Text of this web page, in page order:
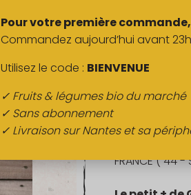
Farine
FRANCE ( 44
Pour votre première
Commandez aujourd’hui avant
Utilisez le code : BIENVENUE
✓ Fruits & légumes bio du marché
✓ Sans abonnement
✓ Livraison sur Nantes et sa